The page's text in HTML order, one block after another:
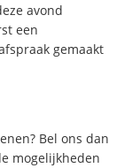
avond
een
gemaakt
Bel ons dan
mogelijkheden